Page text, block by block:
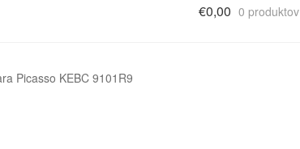
€0,00 0 produktov
Picasso KEBC 9101R9